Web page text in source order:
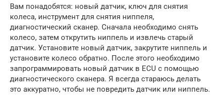
Вам понадобятся: новый датчик, ключ для снятия
колеса, инструмент для снятия ниппеля,
диагностический сканер. Сначала необходимо снять
колесо, затем открутить ниппель и извлечь старый
датчик. Установите новый датчик, закрутите ниппель и
установите колесо обратно. После этого необходимо
запрограммировать новый датчик в ECU с помощью
диагностического сканера. Я всегда стараюсь делать
это аккуратно, чтобы не повредить датчик или ниппель.